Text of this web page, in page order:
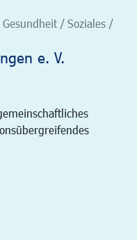
/ Soziales /
e. V.